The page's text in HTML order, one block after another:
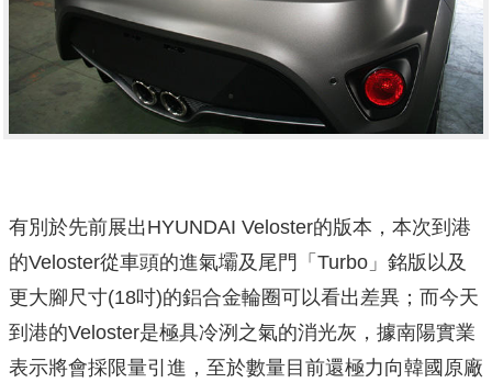
有別於先前展出HYUNDAI Veloster的版本，本次到港
的Veloster從車頭的進氣壩及尾門「Turbo」銘版以及
更大腳尺寸(18吋)的鋁合金輪圈可以看出差異；而今天
到港的Veloster是極具冷洌之氣的消光灰，據南陽實業
表示將會採限量引進，至於數量目前還極力向韓國原廠